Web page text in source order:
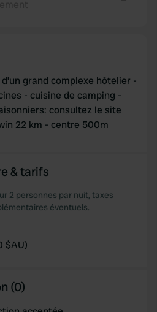
grand complexe hôtelier -
- cuisine de camping -
consultez le site
22 km - centre 500m
& tarifs
2 personnes par nuit, taxes
éventuels.
$AU)
(0)